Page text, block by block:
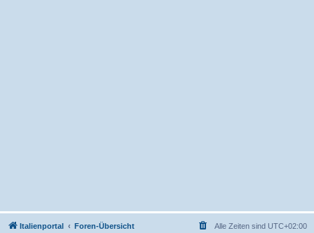
Italienportal Foren-Übersicht Alle Zeiten sind UTC+02:00